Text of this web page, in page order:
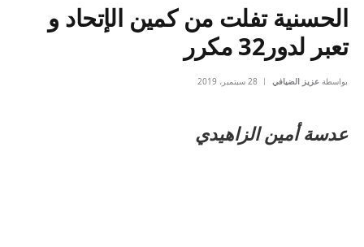
الحسنية تفلت من كمين الإتحاد و
تعبر لدور32 مكرر
بواسطة عزيز الضيافي 28 سبتمبر، 2019
عدسة أمين الزاهيدي